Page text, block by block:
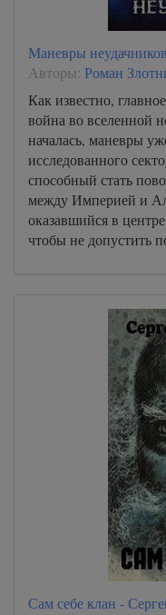
Маневры неудачников
Авторы: Роман
Как известно,
война во вселенной
началась, маневры
исследованного
способный стать
между Империей и
оказавшийся в
чтобы не допустить
Сам себе клан -